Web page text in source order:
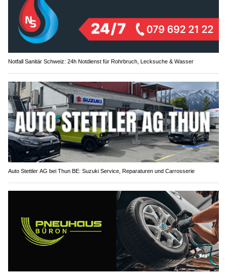
Notfall Sanitär Schweiz: 24h Notdienst für Rohrbruch, Lecksuche & Wasser
Auto Stettler AG bei Thun BE: Suzuki Service, Reparaturen und Carrosserie